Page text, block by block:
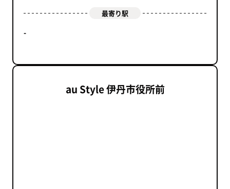
最寄り駅
-
au Style 伊丹市役所前